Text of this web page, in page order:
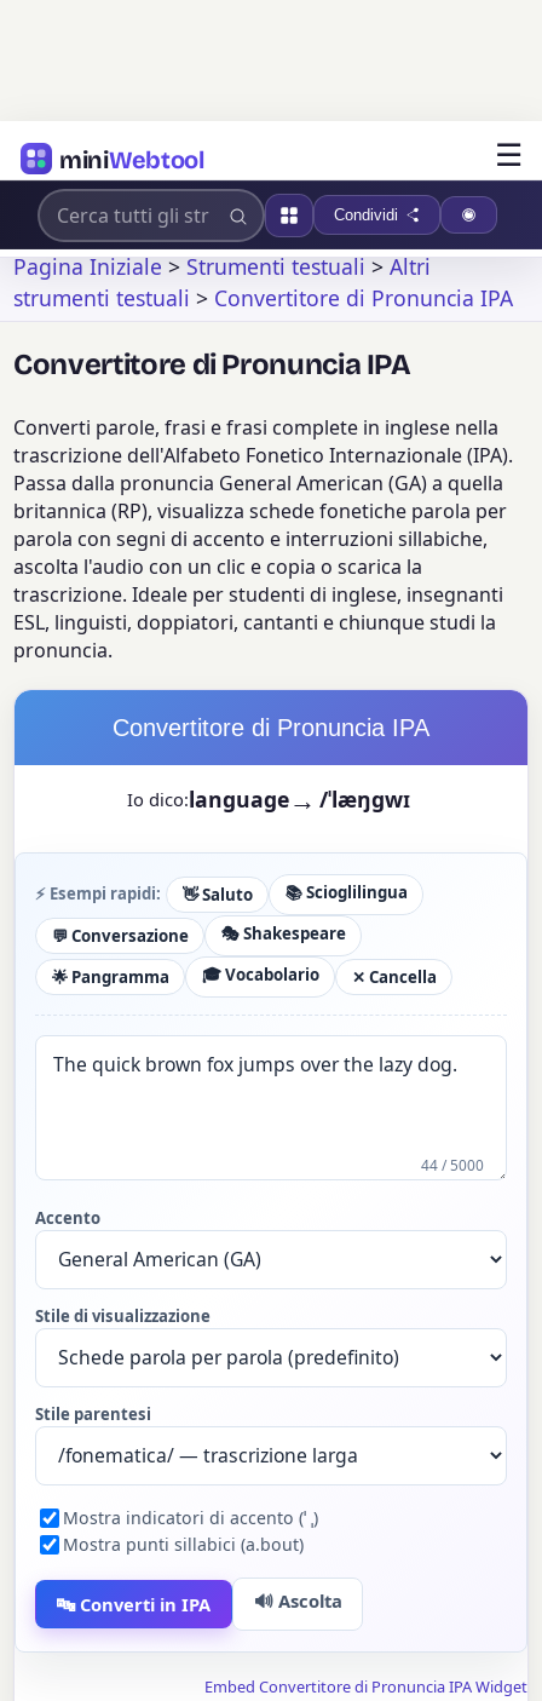
miniWebtool ☰
Condividi
Pagina Iniziale>Strumenti testuali>Altri
strumenti testuali > Convertitore di Pronuncia IPA
Convertitore di Pronuncia IPA
Converti parole, frasi e frasi complete in inglese nella
trascrizione dell'Alfabeto Fonetico Internazionale (IPA).
Passa dalla pronuncia General American (GA) a quella
britannica (RP), visualizza schede fonetiche parola per
parola con segni di accento e interruzioni sillabiche,
ascolta l'audio con un clic e copia o scarica la
trascrizione. Ideale per studenti di inglese, insegnanti
ESL, linguisti, doppiatori, cantanti e chiunque studi la
pronuncia.
Convertitore di Pronuncia IPA
Io dico:language→/ˈlæŋɡwɪdʒ/
⚡ Esempi rapidi: 👋 Saluto 📚 Scioglilingua
💬 Conversazione 🎭 Shakespeare
🌟 Pangramma 🎓 Vocabolario ✕ Cancella
44 / 5000
Accento
Stile di visualizzazione
Stile parentesi
Mostra indicatori di accento (ˈ ˌ)
Mostra punti sillabici (a.bout)
🔤 Converti in IPA 🔊 Ascolta
Embed Convertitore di Pronuncia IPA Widget